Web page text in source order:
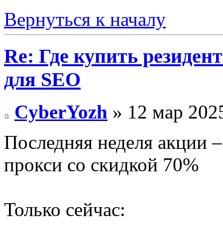
Вернуться к началу
Re: Где купить
для SEO
CyberYozh » 12 мар
Последняя неделя акции
прокси со скидкой 70%
Только сейчас: